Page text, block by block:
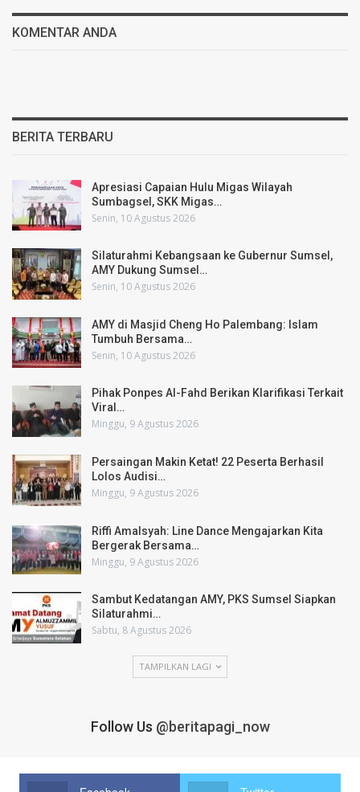
KOMENTAR ANDA
BERITA TERBARU
Apresiasi Capaian Hulu Migas Wilayah
Sumbagsel, SKK Migas…
Senin, 10 Agustus 2026
Silaturahmi Kebangsaan ke Gubernur Sumsel,
AMY Dukung Sumsel…
Senin, 10 Agustus 2026
AMY di Masjid Cheng Ho Palembang: Islam
Tumbuh Bersama…
Senin, 10 Agustus 2026
Pihak Ponpes Al-Fahd Berikan Klarifikasi Terkait
Viral…
Minggu, 9 Agustus 2026
Persaingan Makin Ketat! 22 Peserta Berhasil
Lolos Audisi…
Minggu, 9 Agustus 2026
Riffi Amalsyah: Line Dance Mengajarkan Kita
Bergerak Bersama…
Minggu, 9 Agustus 2026
Sambut Kedatangan AMY, PKS Sumsel Siapkan
Silaturahmi…
Sabtu, 8 Agustus 2026
TAMPILKAN LAGI
Follow Us @beritapagi_now